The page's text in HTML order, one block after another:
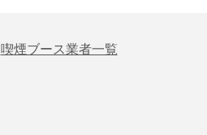
喫煙ブース業者一覧